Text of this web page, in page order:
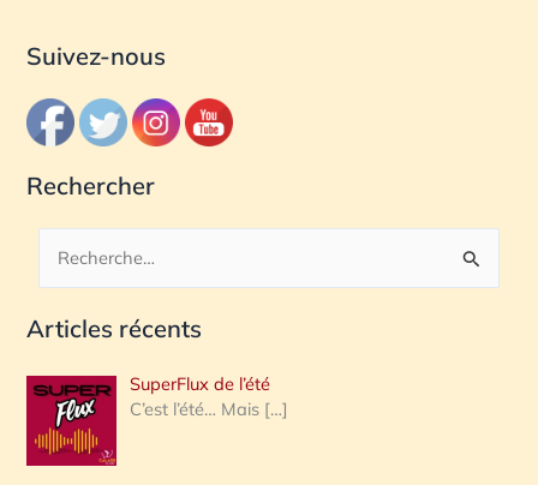
Suivez-nous
Rechercher
c
e
r
c
Articles récents
SuperFlux de l’été
C’est l’été… Mais […]